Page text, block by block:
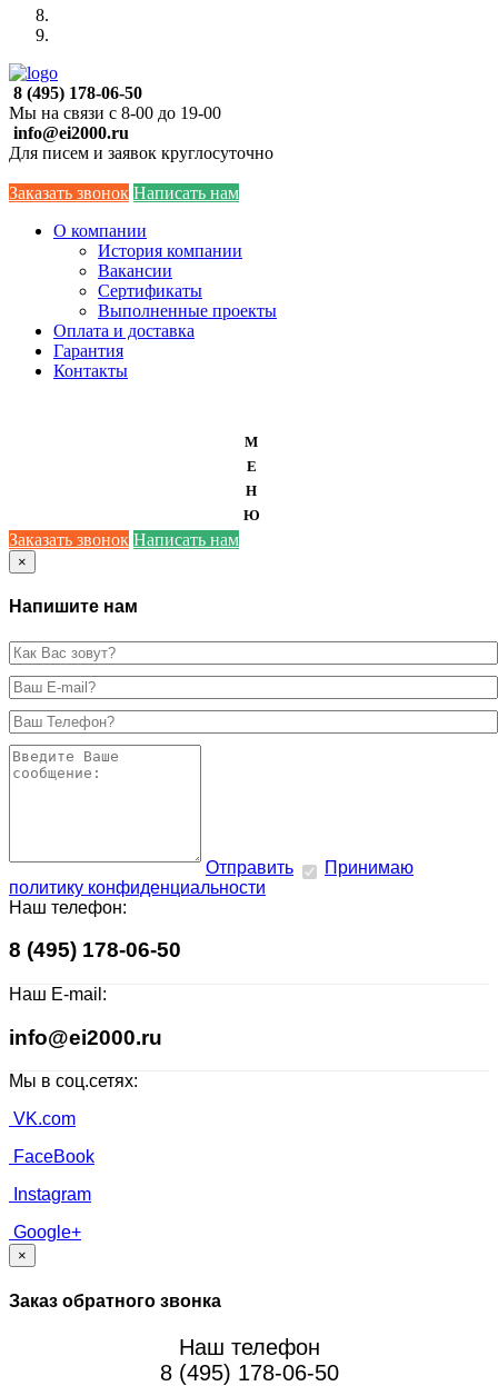
8 (495) 178-06-50
Мы на связи с 8-00 до 19-00
info@ei2000.ru
Для писем и заявок круглосуточно
Заказать звонок Написать нам
О компании
История компании
Вакансии
Сертификаты
Выполненные проекты
Оплата и доставка
Гарантия
Контакты
М
Е
Н
Ю
Заказать звонок Написать нам
×
Напишите нам
Отправить
Принимаю
политику конфиденциальности
Наш телефон:
8 (495) 178-06-50
Наш E-mail:
info@ei2000.ru
Мы в соц.сетях:
VK.com
FaceBook
Instagram
Google+
×
Заказ обратного звонка
Наш телефон
8 (495) 178-06-50